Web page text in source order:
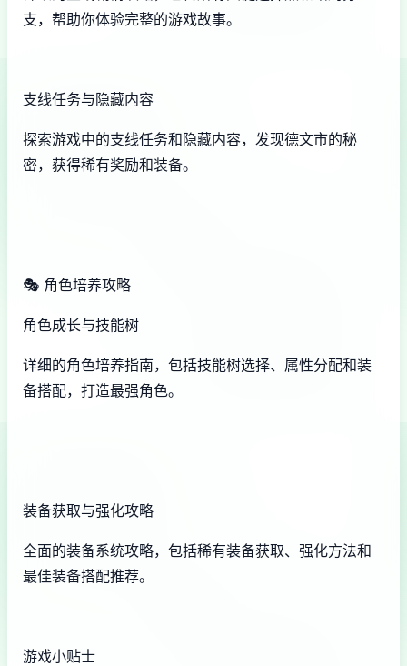
支，帮助你体验完整的游戏故事。
支线任务与隐藏内容
探索游戏中的支线任务和隐藏内容，发现德文市的秘
密，获得稀有奖励和装备。
🎭 角色培养攻略
角色成长与技能树
详细的角色培养指南，包括技能树选择、属性分配和装
备搭配，打造最强角色。
装备获取与强化攻略
全面的装备系统攻略，包括稀有装备获取、强化方法和
最佳装备搭配推荐。
游戏小贴士